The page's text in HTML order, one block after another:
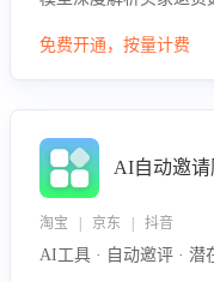
议，通过挖掘用户痛点
免费开通，按量计费
AI自动邀
淘宝 | 京东 | 抖音
AI工具 · 自动邀评 · 潜